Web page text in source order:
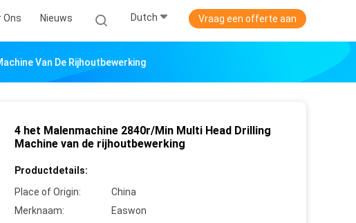
Ons Nieuws Dutch Vraag een offerte aan
Van De Rijhoutbewerking
4 het Malenmachine 2840r/Min Multi Head Drilling
Machine van de rijhoutbewerking
Productdetails:
Place of Origin:
China
Merknaam:
Easwon